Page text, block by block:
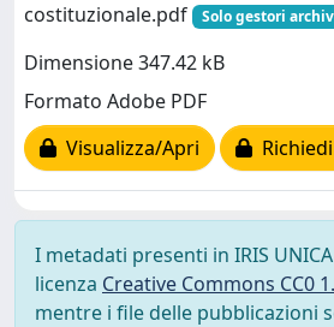
costituzionale.pdf
Solo gestori
Dimensione 347.42 kB
Formato Adobe PDF
Visualizza/Apri
I metadati presenti in IRIS
licenza Creative Commons CC0
mentre i file delle pubblicazioni